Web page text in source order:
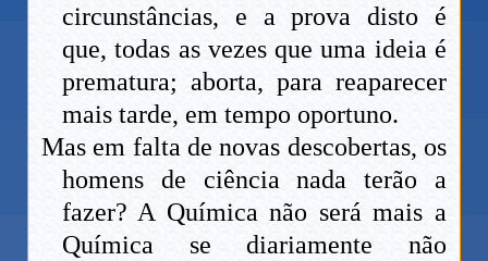
circunstâncias, e a prova disto é
que, todas as vezes que uma ideia é
prematura; aborta, para reaparecer
mais tarde, em tempo oportuno.
Mas em falta de novas descobertas, os
homens de ciência nada terão a
fazer? A Química não será mais a
Química se diariamente não